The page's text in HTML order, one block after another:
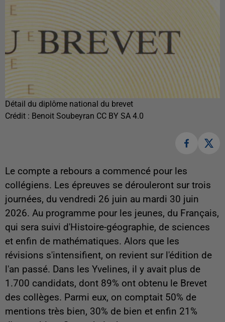
Détail du diplôme national du brevet
Crédit : Benoit Soubeyran CC BY SA 4.0
Le compte a rebours a commencé pour les
collégiens. Les épreuves se dérouleront sur trois
journées, du vendredi 26 juin au mardi 30 juin
2026. Au programme pour les jeunes, du Français,
qui sera suivi d'Histoire-géographie, de sciences
et enfin de mathématiques. Alors que les
révisions s'intensifient, on revient sur l'édition de
l'an passé. Dans les Yvelines, il y avait plus de
1.700 candidats, dont 89% ont obtenu le Brevet
des collèges. Parmi eux, on comptait 50% de
mentions très bien, 30% de bien et enfin 21%